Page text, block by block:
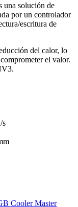
solución de
por un controlador
escritura de
del calor, lo
el valor.
s